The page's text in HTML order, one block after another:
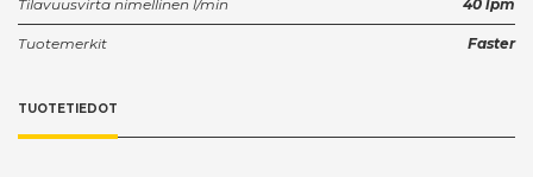
Tilavuusvirta nimellinen l/min 40 lpm
Tuotemerkit Faster
TUOTETIEDOT